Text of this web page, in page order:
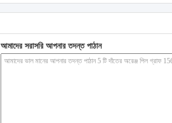
আমাদের সরাসরি আপনার তদন্ত পাঠান